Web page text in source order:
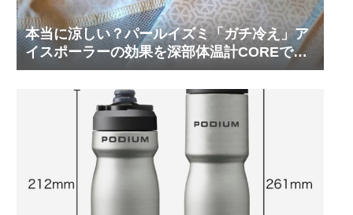
本当に涼しい？パールイズミ「ガチ冷え」ア
イスポーラーの効果を深部体温計COREで測
ってみた